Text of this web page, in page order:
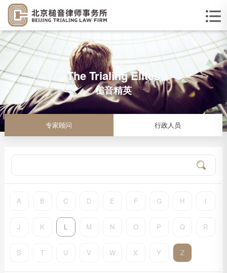
The Trialing Elites
槌音精英
专家顾问 行政人员
A B C D E F G H I
J K L M N O P Q R
S T U V W X Y Z